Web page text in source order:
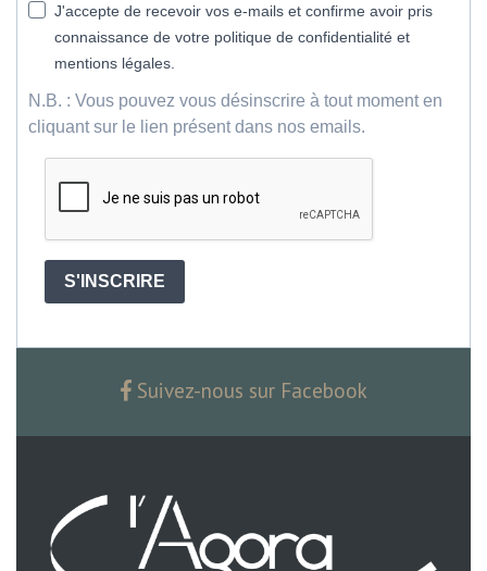
J'accepte de recevoir vos e-mails et confirme avoir pris
connaissance de votre politique de confidentialité et
mentions légales.
N.B. : Vous pouvez vous désinscrire à tout moment en
cliquant sur le lien présent dans nos emails.
S'INSCRIRE
Suivez-nous sur Facebook